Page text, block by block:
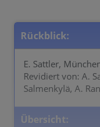
Rückblick:
E. Sattler,
Revidiert von: A.
Salmenkylä, A.
Übersicht: